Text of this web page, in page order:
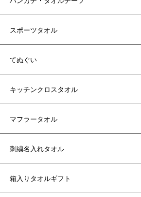
スポーツタオル
てぬぐい
キッチンクロスタオル
マフラータオル
刺繍名入れタオル
箱入りタオルギフト